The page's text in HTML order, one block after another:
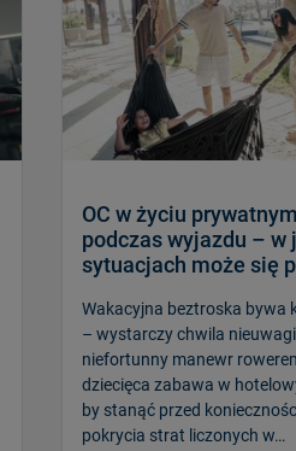
OC w życiu prywatnym
podczas wyjazdu – w
sytuacjach może się
Wakacyjna beztroska bywa
– wystarczy chwila
niefortunny manewr
dziecięca zabawa w
by stanąć przed
pokrycia strat liczonych w…